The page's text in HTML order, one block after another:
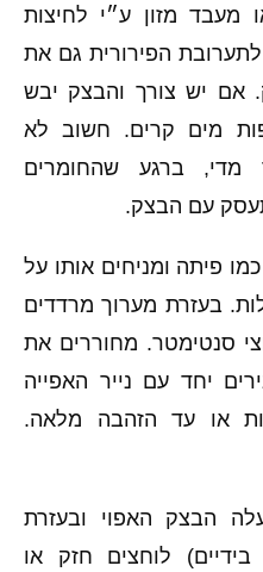
מעבד מזון ע״י לחיצות
הפירורית גם את
אם יש צורך והבצק יבש
מים קרים. חשוב לא
ברגע שהחומרים
עם הבצק.
פיתה ומניחים אותו על
בעזרת מערוך מרדדים
סנטימטר. מחוררים את
יחד עם נייר האפייה
ואופים 20 דקות או עד הזהבה מלאה.
הבצק האפוי ובעזרת
לוחצים חזק או